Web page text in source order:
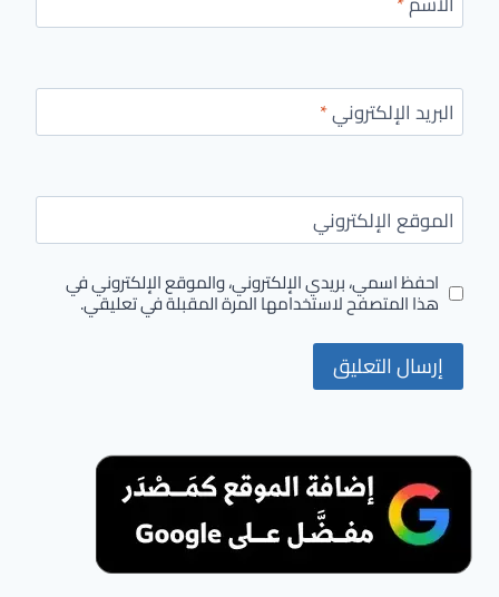
البريد الإلكتروني*
الموقع الإلكتروني
احفظ اسمي، بريدي الإلكتروني، والموقع الإلكتروني في
هذا المتصفح لاستخدامها المرة المقبلة في تعليقي.